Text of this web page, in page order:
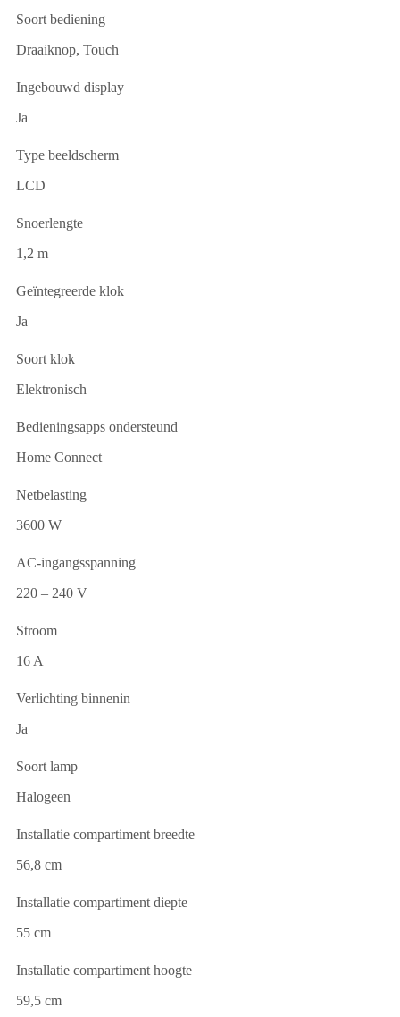
Soort bediening
Draaiknop, Touch
Ingebouwd display
Ja
Type beeldscherm
LCD
Snoerlengte
1,2 m
Geïntegreerde klok
Ja
Soort klok
Elektronisch
Bedieningsapps ondersteund
Home Connect
Netbelasting
3600 W
AC-ingangsspanning
220 – 240 V
Stroom
16 A
Verlichting binnenin
Ja
Soort lamp
Halogeen
Installatie compartiment breedte
56,8 cm
Installatie compartiment diepte
55 cm
Installatie compartiment hoogte
59,5 cm